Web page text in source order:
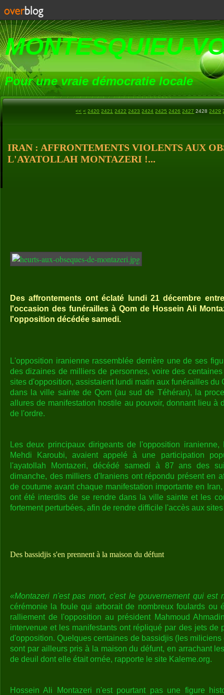
MONTESQUIEU-
Pour une vraie démocratie locale
<< < 2400
2410
2420 2421 2422 2423 2424 2425 2426 2427 2428 2429
IRAN : AFFRONTEMENTS VIOLENTS AUX
L'AYATOLLAH MONTAZERI !...
Des affrontements ont éclaté lundi 21 décembre
l'occasion des funérailles à Qom de Hossein Ali
l'opposition décédée samedi.
L'opposition iranienne rassemblée derrière une de ses
des dizaines de milliers de personnes, voire des
sites d'opposition, assistaient lundi matin aux funérailles du
dans la ville sainte de Qom (au sud de Téhéran), la
allures de manifestation hostile au pouvoir, donnant lieu à
de l'ordre.
Les deux principaux dirigeants de l'opposition
Mehdi Karoubi, avaient appelé à une participation
l'ayatollah Montazeri, décédé samedi à 87 ans des
dimanche, des milliers d'Iraniens ont répondu présent en
de coutume avant chaque manifestation importante en
ont été interdits de se rendre dans la ville sainte et les
fortement perturbées, afin de rendre difficile l'accès aux
Des bassidjis s'en prennent à la maison du défunt
«Montazeri n'est pas mort, c'est le gouvernement qui est
cérémonie la foule qui arborait de nombreux foulards ou
ralliement de l'opposition au président Mahmoud
intervenue et les manifestants ont répliqué par des jets de
d'opposition. Quelques centaines de bassidjis (les
sont par ailleurs pris à la maison du défunt, en arrachant
de deuil dont elle était ornée, rapporte le site Kaleme.org.
Hossein Ali Montazeri n'est pourtant pas une figure